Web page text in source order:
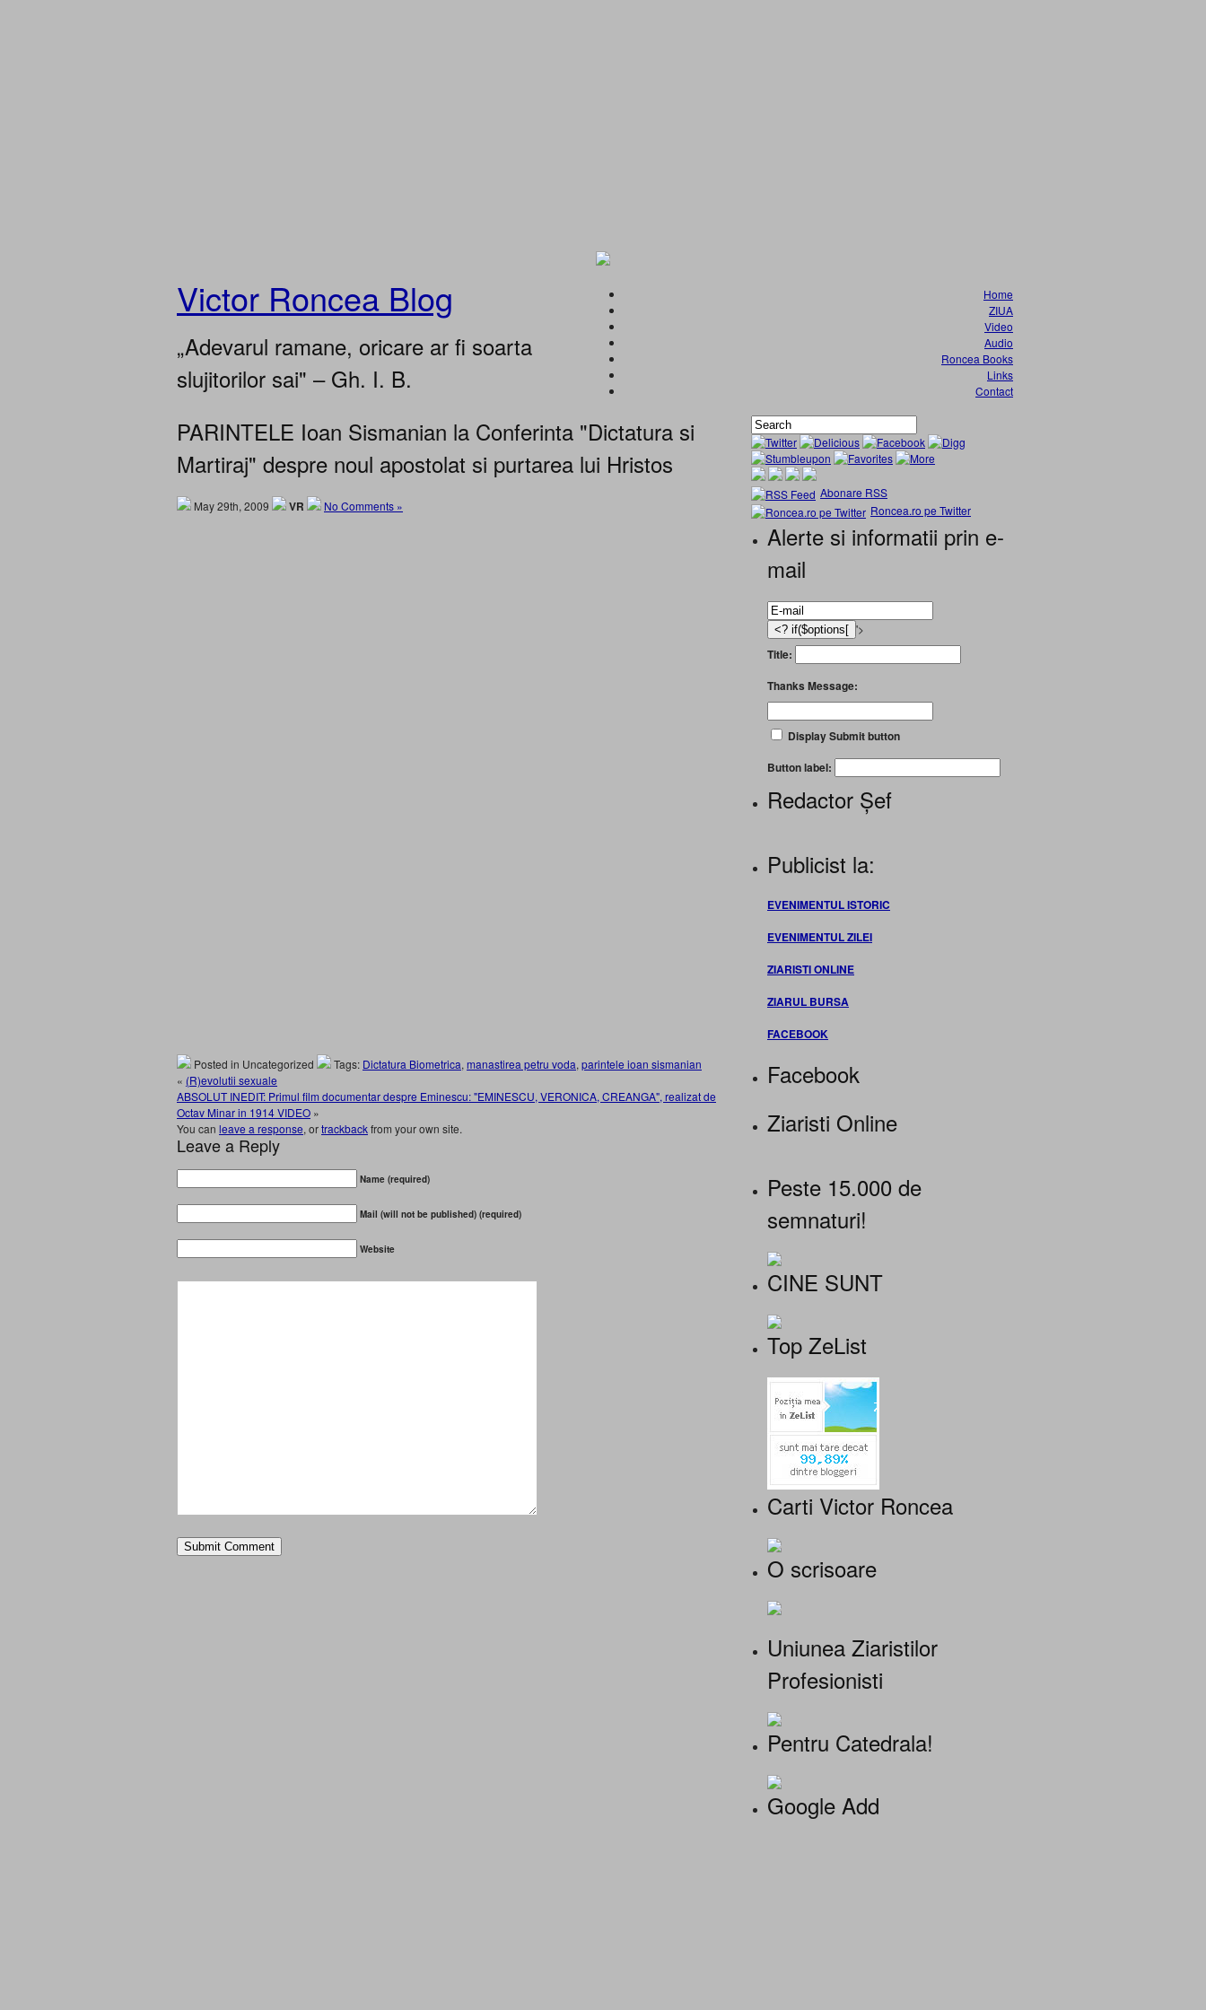
Victor Roncea Blog
„Adevarul ramane, oricare ar fi soarta
slujitorilor sai" – Gh. I. B.
Home
ZIUA
Video
Audio
Roncea Books
Links
Contact
PARINTELE Ioan Sismanian la Conferinta "Dictatura si
Martiraj" despre noul apostolat si purtarea lui Hristos
May 29th, 2009 VR No Comments »
Posted in Uncategorized Tags: Dictatura Biometrica, manastirea petru voda, parintele ioan sismanian
« (R)evolutii sexuale
ABSOLUT INEDIT: Primul film documentar despre Eminescu: "EMINESCU, VERONICA, CREANGA", realizat de
Octav Minar in 1914 VIDEO »
You can leave a response, ortrackbackfrom your own site.
Leave a Reply
Name (required)
Mail (will not be published) (required)
Website
Abonare RSS
Roncea.ro pe Twitter
Alerte si informatii prin e-
mail
'>
Title:
Thanks Message:
Display Submit button
Button label:
Redactor Șef
Publicist la:
EVENIMENTUL ISTORIC
EVENIMENTUL ZILEI
ZIARISTI ONLINE
ZIARUL BURSA
FACEBOOK
Facebook
Ziaristi Online
Peste 15.000 de
semnaturi!
CINE SUNT
Top ZeList
Carti Victor Roncea
O scrisoare
Uniunea Ziaristilor
Profesionisti
Pentru Catedrala!
Google Add